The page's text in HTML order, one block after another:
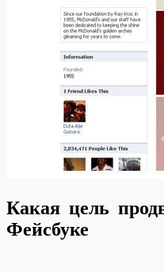
Какая цель
Фейсбуке